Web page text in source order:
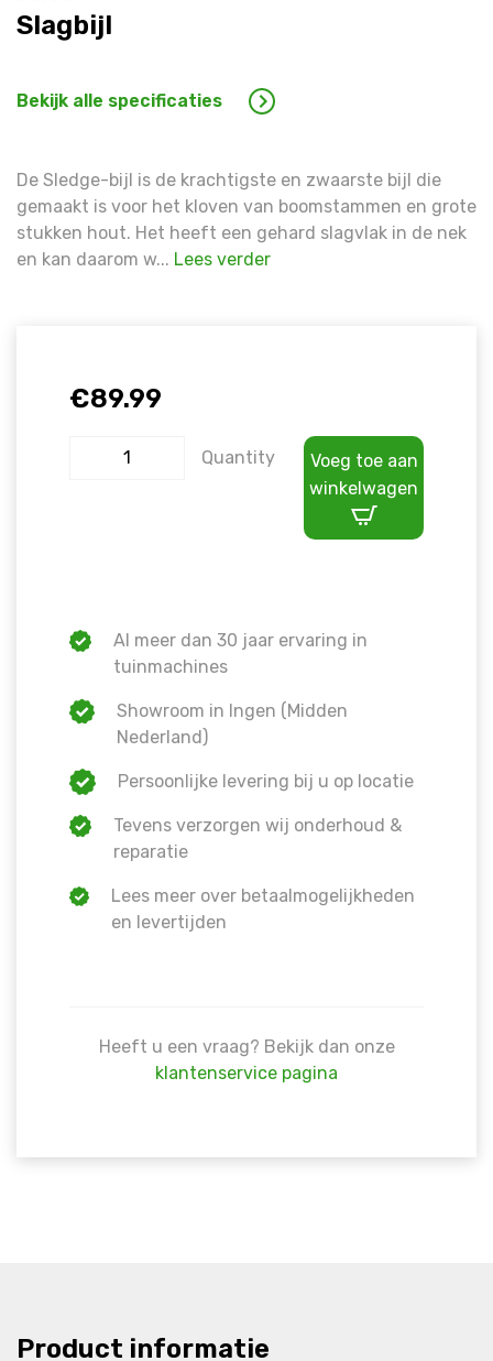
Warning
Slagbijl
Bekijk alle specificaties
De Sledge-bijl is de krachtigste en zwaarste bijl die
gemaakt is voor het kloven van boomstammen en grote
stukken hout. Het heeft een gehard slagvlak in de nek
en kan daarom w... Lees verder
€89.99
Quantity
Voeg toe aan
winkelwagen
Al meer dan 30 jaar ervaring in
tuinmachines
Showroom in Ingen (Midden
Nederland)
Persoonlijke levering bij u op locatie
Tevens verzorgen wij onderhoud &
reparatie
Lees meer over betaalmogelijkheden
en levertijden
Heeft u een vraag? Bekijk dan onze
klantenservice pagina
Product informatie